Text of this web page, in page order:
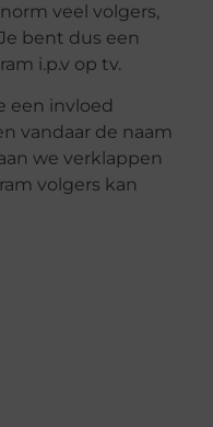
veel volgers,
bent dus een
i.p.v op tv.
een invloed
vandaar de naam
we verklappen
volgers kan